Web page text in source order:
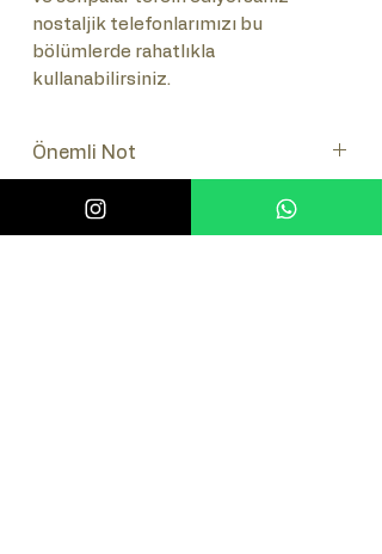
nostaljik telefonlarımızı bu
bölümlerde rahatlıkla
kullanabilirsiniz.
Önemli Not
Lütfen ürünün numaratör takımını
Sık Sorulan Sorular (SSS)